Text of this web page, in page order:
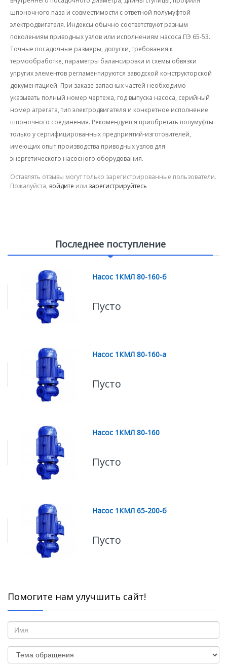
шпоночного паза и совместимости с ответной полумуфтой
электродвигателя. Индексы обычно соответствуют разным
поколениям приводных узлов или исполнениям насоса ПЭ 65-53.
Точные посадочные размеры, допуски, требования к
термообработке, параметры балансировки и схемы обвязки
упругих элементов регламентируются заводской конструкторской
документацией. При заказе запасных частей необходимо
указывать полный номер чертежа, год выпуска насоса, серийный
номер агрегата, тип электродвигателя и конкретное исполнение
шпоночного соединения. Рекомендуется приобретать полумуфты
только у сертифицированных предприятий-изготовителей,
имеющих опыт производства приводных узлов для
энергетического насосного оборудования.
Оставлять отзывы могут только зарегистрированные пользователи.
Пожалуйста, войдите или зарегистрируйтесь
Последнее поступление
Насос 1КМЛ 80-160-б
Пусто
Насос 1КМЛ 80-160-а
Пусто
Насос 1КМЛ 80-160
Пусто
Насос 1КМЛ 65-200-б
Пусто
Помогите нам улучшить сайт!